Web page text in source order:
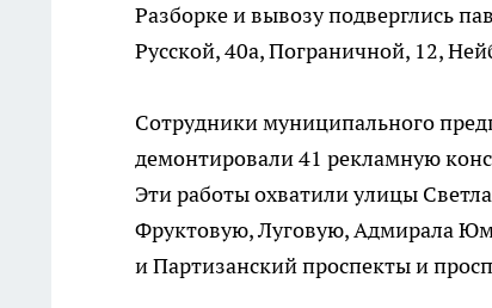
Разборке и вывозу подверглись
Русской, 40а, Пограничной, 12,
Сотрудники муниципального
демонтировали 41 рекламную
Эти работы охватили улицы
Фруктовую, Луговую, Адмирала
и Партизанский проспекты и